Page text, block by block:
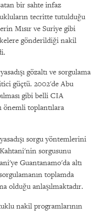
bir sahte infaz
tecritte tutulduğu
Mısır ve Suriye gibi
gönderildiği nakil
gözaltı ve sorgulama
güçtü. 2002'de Abu
gibi belli CIA
önemli toplantılara
sorgu yöntemlerini
sorgusunu
Guantanamo'da altı
toplamda
olduğu anlaşılmaktadır.
nakil programlarının